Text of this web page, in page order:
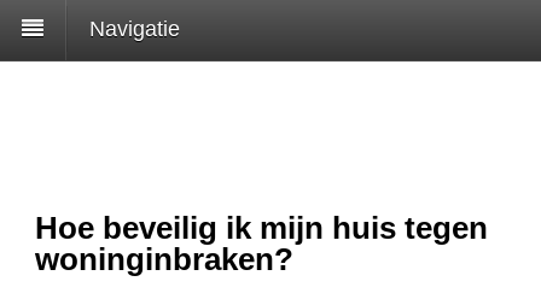
Navigatie
Hoe beveilig ik mijn huis tegen
woninginbraken?